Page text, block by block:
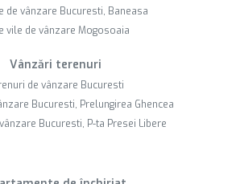
de vânzare Bucuresti, Baneasa
vile de vânzare Mogosoaia
Vânzări terenuri
de vânzare Bucuresti
Bucuresti, Prelungirea Ghencea
Bucuresti, P-ta Presei Libere